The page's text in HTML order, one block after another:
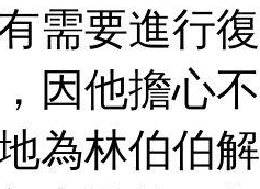
需要進行
因他擔心
為林伯伯